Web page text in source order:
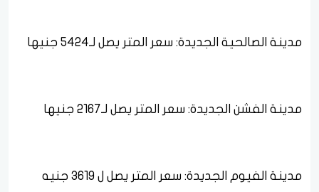
مدينة الصالحية الجديدة: سعر المتر يصل لـ5424 جنيها
مدينة الفشن الجديدة: سعر المتر يصل لـ2167 جنيها
مدينة الفيوم الجديدة: سعر المتر يصل ل 3619 جنيه